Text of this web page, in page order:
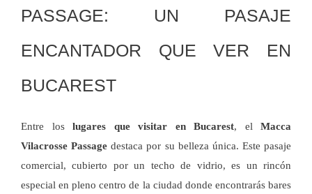
PASSAGE: UN PASAJE
ENCANTADOR QUE VER EN
BUCAREST
Entre los lugares que visitar en Bucarest, el Macca
Vilacrosse Passage destaca por su belleza única. Este pasaje
comercial, cubierto por un techo de vidrio, es un rincón
especial en pleno centro de la ciudad donde encontrarás bares